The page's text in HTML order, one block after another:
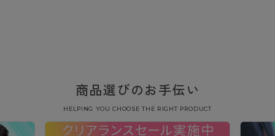
商品選びのお手伝い
HELPING YOU CHOOSE THE RIGHT PRODUCT